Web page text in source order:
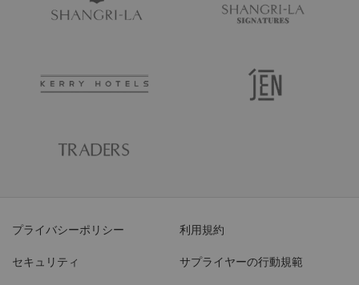
プライバシーポリシー 利用規約
セキュリティ サプライヤーの行動規範